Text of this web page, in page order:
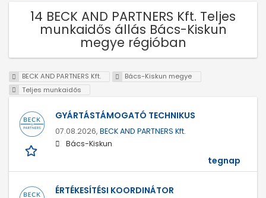
14 BECK AND PARTNERS Kft. Teljes
munkaidős állás Bács-Kiskun
megye régióban
BECK AND PARTNERS Kft.
Bács-Kiskun megye
Teljes munkaidős
GYÁRTÁSTÁMOGATÓ TECHNIKUS
07.08.2026, BECK AND PARTNERS Kft.
Bács-Kiskun
tegnap
ÉRTÉKESÍTÉSI KOORDINÁTOR